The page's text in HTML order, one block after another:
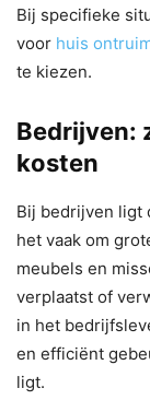
Bij specifieke
voor huis
te kiezen.
Bedrijven:
kosten
Bij bedrijven ligt
het vaak om
meubels en
verplaatst of
in het
en efficiënt
ligt.